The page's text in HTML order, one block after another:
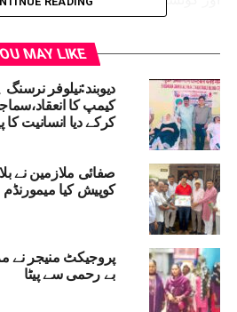
PRASHANT KUMAR BARIYAR
ZONE
SMART AGRICULTURE CUSTOMER
UP
ایم یو کے مختلف شعبوں اور اداروں
یوگ کی مناسبت سے یوگ تقریبات
DON'T MISS
دنیش کمار وششٹھ نے سماج سے جو
ٹا دیا:پروفیسر اسلم جمشید پوری
MAY LIKE
دیوبند:نیلوفر
کیمپ کا
کرکے دیا انسانیت کا
صفائی ملازمین نے
کوپیش کیا میمورنڈم
پروجیکٹ منیجر نے
بے رحمی سے پیٹا